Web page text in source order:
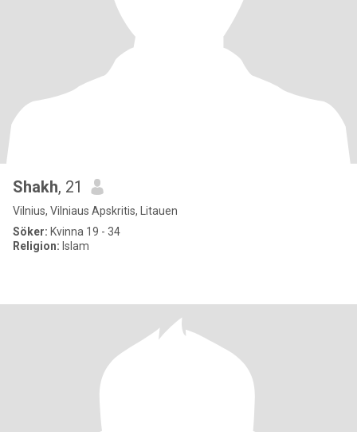
Shakh, 21
Vilnius, Vilniaus Apskritis, Litauen
Söker: Kvinna 19 - 34
Religion: Islam